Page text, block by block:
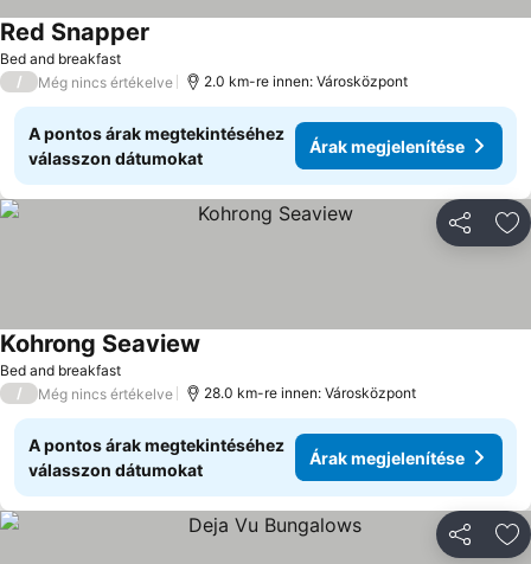
Bed and breakfast
Red Snapper
/ Még nincs értékelve 2.0 km-re innen: Városközpont
A pontos árak megtekintéséhez
válasszon dátumokat
Árak megjelenítése
Bed and breakfast
Kohrong Seaview
/ Még nincs értékelve 28.0 km-re innen: Városközpont
A pontos árak megtekintéséhez
válasszon dátumokat
Árak megjelenítése